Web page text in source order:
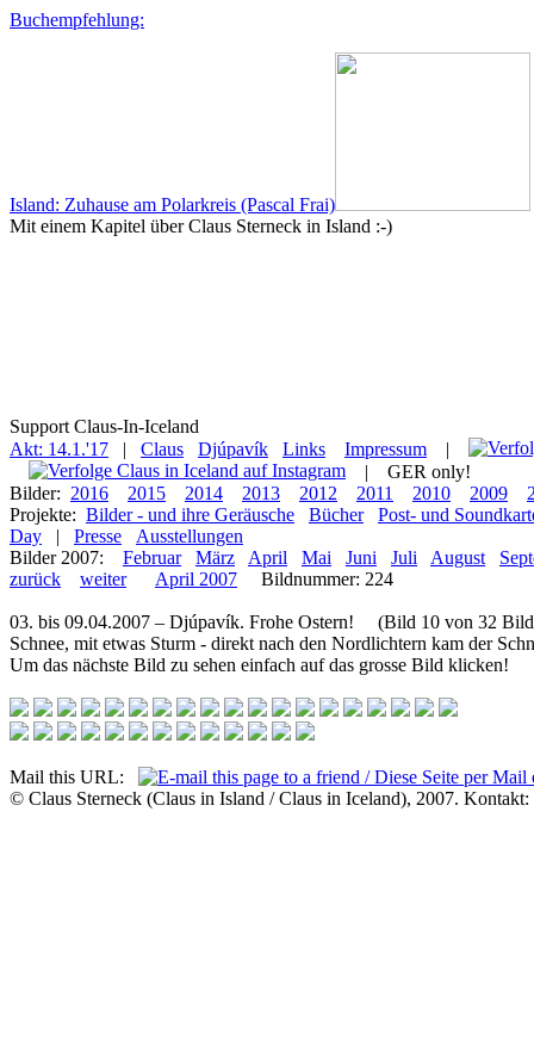
Buchempfehlung:
Island: Zuhause am Polarkreis (Pascal Frai)
Mit einem Kapitel über Claus Sterneck in Island :-)
Support Claus-In-Iceland
Akt: 14.1.'17
| Claus Djúpavík Links Impressum
|
|
GER only!
Bilder: 2016 2015 2014 2013 2012 2011 2010 2009
Projekte: Bilder - und ihre Geräusche Bücher
Post- und
Day
| Presse
Ausstellungen
Bilder 2007:
Februar März April Mai Juni Juli August
zurück
weiter April 2007 Bildnummer: 224
03. bis 09.04.2007 – Djúpavík. Frohe Ostern! (Bild 10 von 32
Schnee, mit etwas Sturm - direkt nach den Nordlichtern kam der
Um das nächste Bild zu sehen einfach auf das grosse Bild klicken!
Mail this URL:
© Claus Sterneck (Claus in Island / Claus in Iceland), 2007. Kontakt: